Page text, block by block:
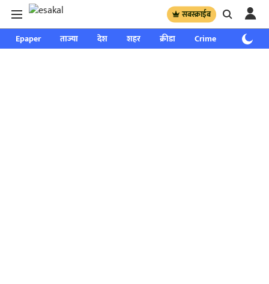
सबस्क्राईब
Epaper ताज्या देश शहर क्रीडा Crime साप्ताहिक